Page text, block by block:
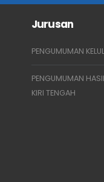
Jurusan
PENGUMUMAN
PENGUMUMAN
KIRI TENGAH